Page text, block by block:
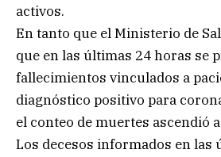
activos.
En tanto que el Ministerio de
que en las últimas 24 horas se
fallecimientos vinculados a
diagnóstico positivo para
el conteo de muertes ascendió
Los decesos informados en las